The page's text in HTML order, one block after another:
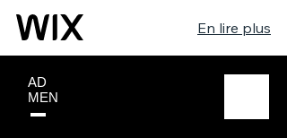
En lire plus